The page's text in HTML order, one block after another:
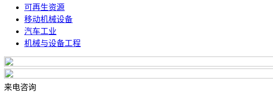
可再生资源
移动机械设备
汽车工业
机械与设备工程
来电咨询